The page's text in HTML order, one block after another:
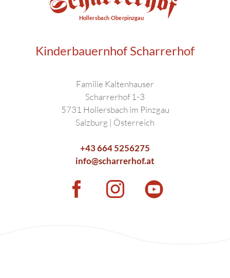
Kinderbauernhof Scharrerhof
Familie Kaltenhauser
Scharrerhof 1-3
5731 Hollersbach im Pinzgau
Salzburg | Österreich
+43 664 5256275
info@scharrerhof.at